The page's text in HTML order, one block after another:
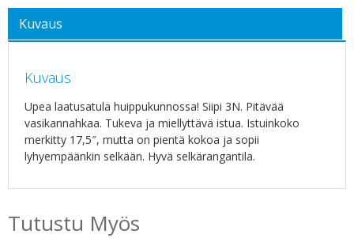
Kuvaus
Kuvaus
Upea laatusatula huippukunnossa! Siipi 3N. Pitävää
vasikannahkaa. Tukeva ja miellyttävä istua. Istuinkoko
merkitty 17,5″, mutta on pientä kokoa ja sopii
lyhyempäänkin selkään. Hyvä selkärangantila.
Tutustu Myös